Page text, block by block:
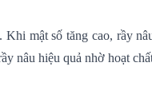
mật số tăng cao, rầy
nâu hiệu quả nhờ hoạt